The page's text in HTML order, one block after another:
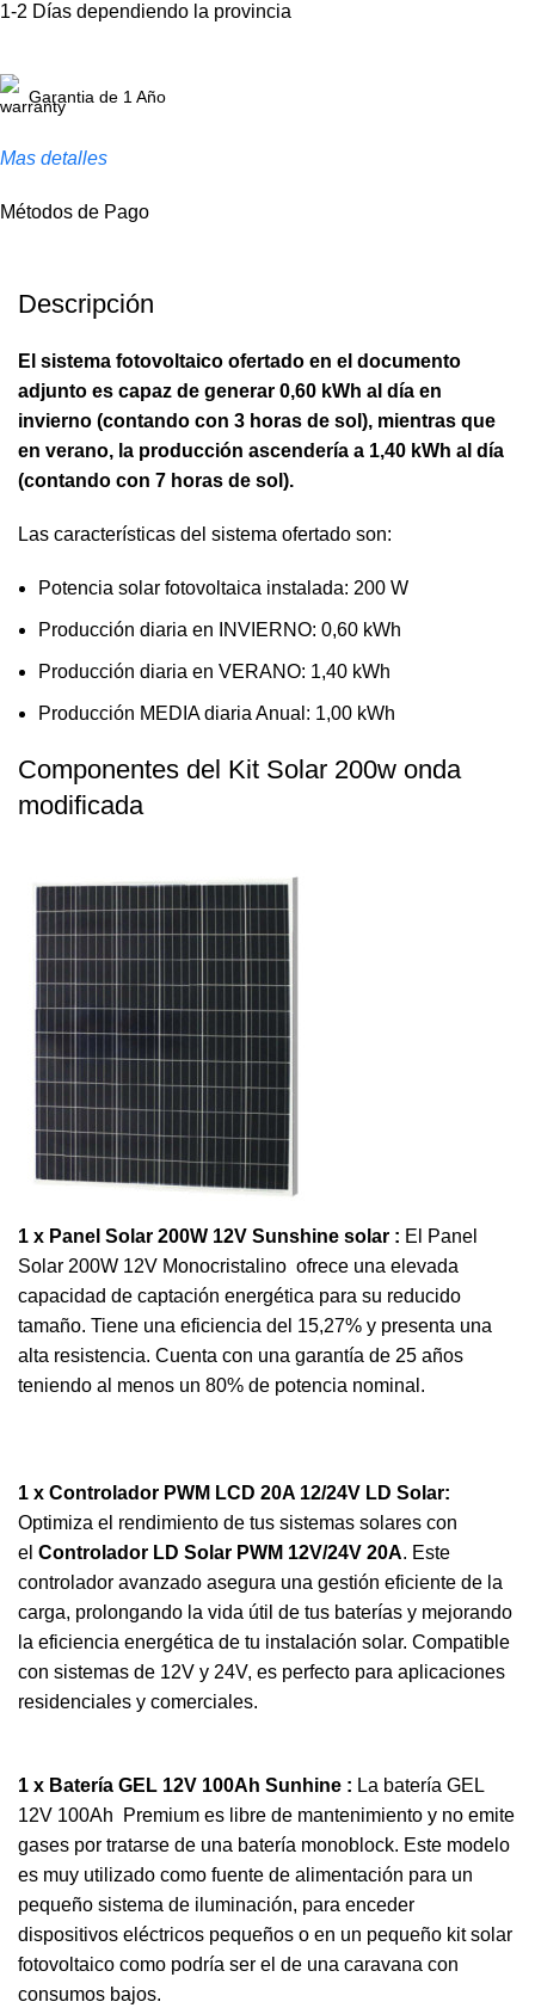
1-2 Días dependiendo la provincia
Garantia de 1 Año
Mas detalles
Métodos de Pago
Descripción
El sistema fotovoltaico ofertado en el documento
adjunto es capaz de generar 0,60 kWh al día en
invierno (contando con 3 horas de sol), mientras que
en verano, la producción ascendería a 1,40 kWh al día
(contando con 7 horas de sol).
Las características del sistema ofertado son:
Potencia solar fotovoltaica instalada: 200 W
Producción diaria en INVIERNO: 0,60 kWh
Producción diaria en VERANO: 1,40 kWh
Producción MEDIA diaria Anual: 1,00 kWh
Componentes del Kit Solar 200w onda
modificada
1 x Panel Solar 200W 12V Sunshine solar : El Panel
Solar 200W 12V Monocristalino ofrece una elevada
capacidad de captación energética para su reducido
tamaño. Tiene una eficiencia del 15,27% y presenta una
alta resistencia. Cuenta con una garantía de 25 años
teniendo al menos un 80% de potencia nominal.
1 x Controlador PWM LCD 20A 12/24V LD Solar:
Optimiza el rendimiento de tus sistemas solares con
el Controlador LD Solar PWM 12V/24V 20A. Este
controlador avanzado asegura una gestión eficiente de la
carga, prolongando la vida útil de tus baterías y mejorando
la eficiencia energética de tu instalación solar. Compatible
con sistemas de 12V y 24V, es perfecto para aplicaciones
residenciales y comerciales.
1 x Batería GEL 12V 100Ah Sunhine : La batería GEL
12V 100Ah Premium es libre de mantenimiento y no emite
gases por tratarse de una batería monoblock. Este modelo
es muy utilizado como fuente de alimentación para un
pequeño sistema de iluminación, para enceder
dispositivos eléctricos pequeños o en un pequeño kit solar
fotovoltaico como podría ser el de una caravana con
consumos bajos.